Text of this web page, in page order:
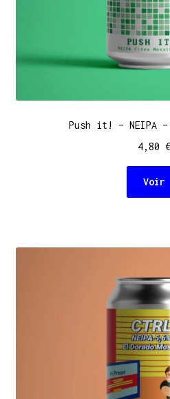
Push it! – NEIPA
4,80 €
Voir